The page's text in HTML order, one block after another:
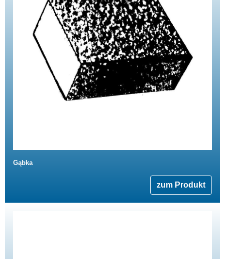
Gąbka
zum Produkt